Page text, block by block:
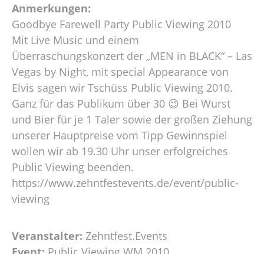
Anmerkungen:
Goodbye Farewell Party Public Viewing 2010
Mit Live Music und einem
Überraschungskonzert der „MEN in BLACK“ – Las
Vegas by Night, mit special Appearance von
Elvis sagen wir Tschüss Public Viewing 2010.
Ganz für das Publikum über 30 😉 Bei Wurst
und Bier für je 1 Taler sowie der großen Ziehung
unserer Hauptpreise vom Tipp Gewinnspiel
wollen wir ab 19.30 Uhr unser erfolgreiches
Public Viewing beenden.
https://www.zehntfestevents.de/event/public-
viewing
Veranstalter: Zehntfest.Events